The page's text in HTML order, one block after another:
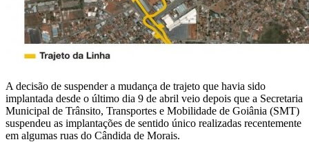
A decisão de suspender a mudança de trajeto que havia sido
implantada desde o último dia 9 de abril veio depois que a Secretaria
Municipal de Trânsito, Transportes e Mobilidade de Goiânia (SMT)
suspendeu as implantações de sentido único realizadas recentemente
em algumas ruas do Cândida de Morais.